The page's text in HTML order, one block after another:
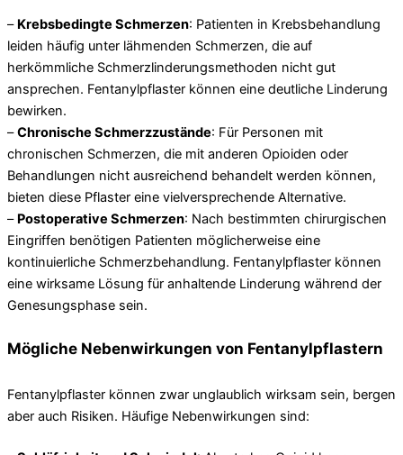
– Krebsbedingte Schmerzen: Patienten in Krebsbehandlung
leiden häufig unter lähmenden Schmerzen, die auf
herkömmliche Schmerzlinderungsmethoden nicht gut
ansprechen. Fentanylpflaster können eine deutliche Linderung
bewirken.
–Chronische Schmerzzustände: Für Personen mit
chronischen Schmerzen, die mit anderen Opioiden oder
Behandlungen nicht ausreichend behandelt werden können,
bieten diese Pflaster eine vielversprechende Alternative.
– Postoperative Schmerzen: Nach bestimmten chirurgischen
Eingriffen benötigen Patienten möglicherweise eine
kontinuierliche Schmerzbehandlung. Fentanylpflaster können
eine wirksame Lösung für anhaltende Linderung während der
Genesungsphase sein.
Mögliche Nebenwirkungen von Fentanylpflastern
Fentanylpflaster können zwar unglaublich wirksam sein, bergen
aber auch Risiken. Häufige Nebenwirkungen sind: